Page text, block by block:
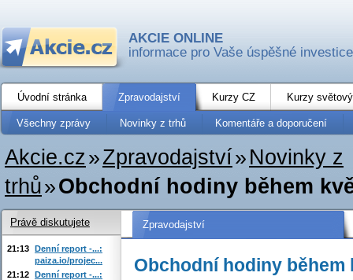
AKCIE ONLINE
informace pro Vaše úspěšné investice
Úvodní stránka Zpravodajství Kurzy CZ Kurzy
Všechny zprávy Novinky z trhů Komentáře a doporučení
Akcie.cz»Zpravodajství» Novinky z
trhů»Obchodní hodiny během
Zpravodajství
Obchodní hodiny
Právě diskutujete
21:13 Denní report -...:
paiza.io/projec...
21:12 Denní report -...: